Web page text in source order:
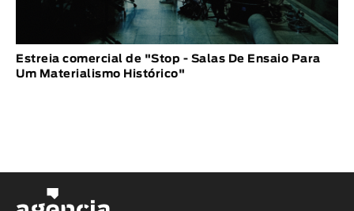
Estreia comercial de "Stop - Salas De Ensaio Para
Um Materialismo Histórico"